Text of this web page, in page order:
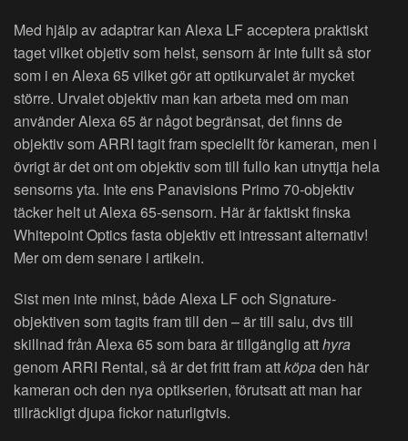
Med hjälp av adaptrar kan Alexa LF acceptera praktiskt
taget vilket objetiv som helst, sensorn är inte fullt så stor
som i en Alexa 65 vilket gör att optikurvalet är mycket
större. Urvalet objektiv man kan arbeta med om man
använder Alexa 65 är något begränsat, det finns de
objektiv som ARRI tagit fram speciellt för kameran, men i
övrigt är det ont om objektiv som till fullo kan utnyttja hela
sensorns yta. Inte ens Panavisions Primo 70-objektiv
täcker helt ut Alexa 65-sensorn. Här är faktiskt finska
Whitepoint Optics fasta objektiv ett intressant alternativ!
Mer om dem senare i artikeln.
Sist men inte minst, både Alexa LF och Signature-
objektiven som tagits fram till den – är till salu, dvs till
skillnad från Alexa 65 som bara är tillgänglig atthyra
genom ARRI Rental, så är det fritt fram attköpaden här
kameran och den nya optikserien, förutsatt att man har
tillräckligt djupa fickor naturligtvis.